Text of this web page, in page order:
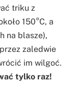
triku z
150°C, a
na blasze),
zaledwie
im wilgoć.
tylko raz!